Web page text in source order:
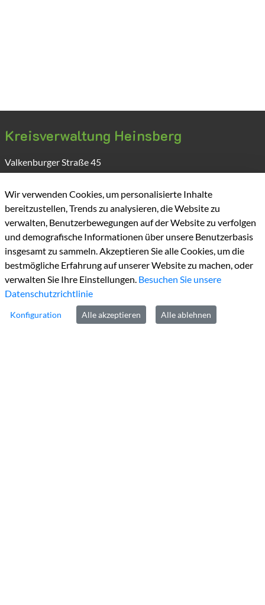
Kreisverwaltung Heinsberg
Valkenburger Straße45
D-52525Heinsberg
Kontakt
Tel:+49 2452 130
Wir verwenden Cookies, um personalisierte Inhalte
bereitzustellen, Trends zu analysieren, die Website zu
verwalten, Benutzerbewegungen auf der Website zu verfolgen
und demografische Informationen über unsere Benutzerbasis
insgesamt zu sammeln. Akzeptieren Sie alle Cookies, um die
bestmögliche Erfahrung auf unserer Website zu machen, oder
verwalten Sie Ihre Einstellungen. Besuchen Sie unsere
Datenschutzrichtlinie
Konfiguration Alle akzeptieren Alle ablehnen